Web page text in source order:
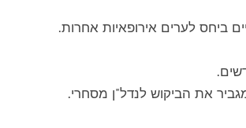
ביחס לערים אירופאיות אחרות.
את הביקוש לנדל"ן מסחרי.